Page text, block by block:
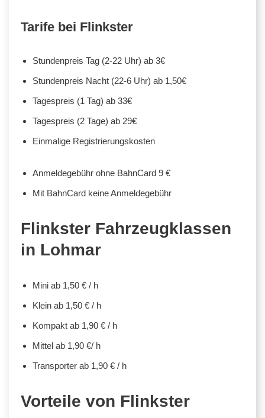
Tarife bei Flinkster
Stundenpreis Tag (2-22 Uhr) ab 3€
Stundenpreis Nacht (22-6 Uhr) ab 1,50€
Tagespreis (1 Tag) ab 33€
Tagespreis (2 Tage) ab 29€
Einmalige Registrierungskosten
Anmeldegebühr ohne BahnCard 9 €
Mit BahnCard keine Anmeldegebühr
Flinkster Fahrzeugklassen
in Lohmar
Mini ab 1,50 € / h
Klein ab 1,50 € / h
Kompakt ab 1,90 € / h
Mittel ab 1,90 €/ h
Transporter ab 1,90 € / h
Vorteile von Flinkster